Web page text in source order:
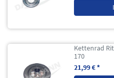
Kettenrad
170
21,99 € *